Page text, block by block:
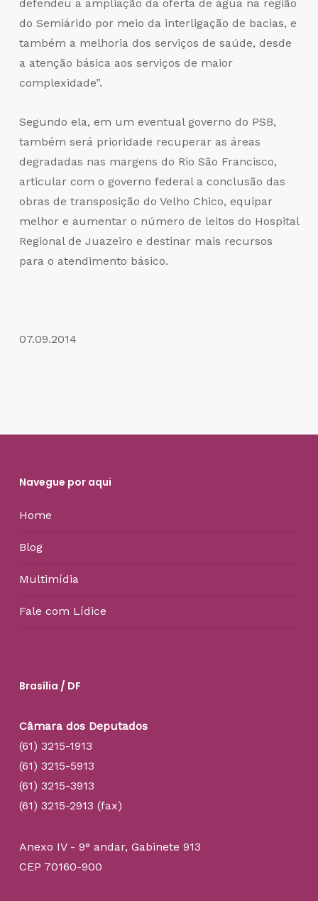
defendeu a ampliação da oferta de água na região
do Semiárido por meio da interligação de bacias, e
também a melhoria dos serviços de saúde, desde
a atenção básica aos serviços de maior
complexidade”.
Segundo ela, em um eventual governo do PSB,
também será prioridade recuperar as áreas
degradadas nas margens do Rio São Francisco,
articular com o governo federal a conclusão das
obras de transposição do Velho Chico, equipar
melhor e aumentar o número de leitos do Hospital
Regional de Juazeiro e destinar mais recursos
para o atendimento básico.
07.09.2014
Navegue por aqui
Home
Blog
Multimídia
Fale com Lídice
Brasília / DF
Câmara dos Deputados
(61) 3215-1913
(61) 3215-5913
(61) 3215-3913
(61) 3215-2913 (fax)
Anexo IV - 9° andar, Gabinete 913
CEP 70160-900